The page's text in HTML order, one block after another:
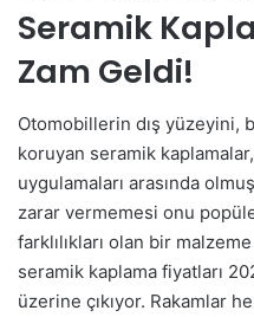
Seramik
Zam Geldi!
Otomobillerin dış yüzeyini,
koruyan seramik
uygulamaları arasında
zarar vermemesi onu
farklılıkları olan bir
seramik kaplama fiyatları
üzerine çıkıyor. Rakamlar